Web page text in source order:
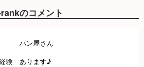
のコメント
パン屋さん
験 あります♪